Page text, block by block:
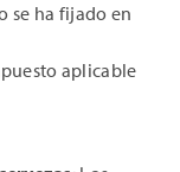
se ha fijado en
aplicable